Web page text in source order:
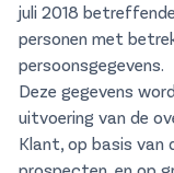
juli 2018
personen met
persoonsgegevens.
Deze gegevens
uitvoering van de
Klant, op basis van